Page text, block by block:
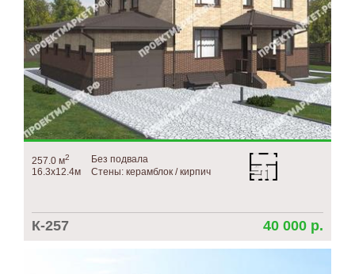
257.0 м2
16.3х12.4м
Без подвала
Стены: керамблок / кирпич
К-257 40 000 р.